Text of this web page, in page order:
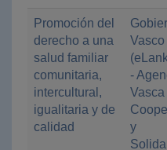
Promoción del
derecho a una
salud familiar
comunitaria,
intercultural,
igualitaria y de
calidad
Vasco
-
Vasca
y